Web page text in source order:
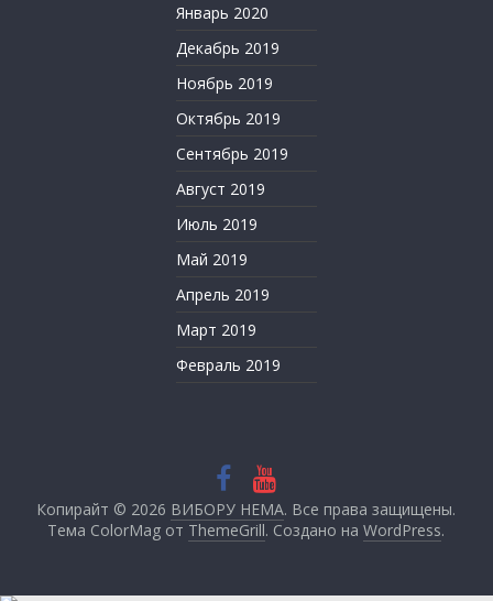
Январь 2020
Декабрь 2019
Ноябрь 2019
Октябрь 2019
Сентябрь 2019
Август 2019
Июль 2019
Май 2019
Апрель 2019
Март 2019
Февраль 2019
Копирайт © 2026 ВИБОРУ НЕМА. Все права защищены.
Тема ColorMag от ThemeGrill. Создано наWordPress.